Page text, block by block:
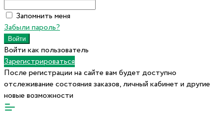
Запомнить меня
Забыли пароль?
Войти как пользователь
Зарегистрироваться
После регистрации на сайте вам будет доступно
отслеживание состояния заказов, личный кабинет и другие
новые возможности